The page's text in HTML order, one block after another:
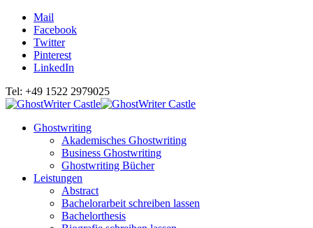
Mail
Facebook
Twitter
Pinterest
LinkedIn
Tel: +49 1522 2979025
Ghostwriting
Akademisches Ghostwriting
Business Ghostwriting
Ghostwriting Bücher
Leistungen
Abstract
Bachelorarbeit schreiben lassen
Bachelorthesis